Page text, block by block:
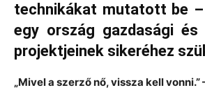
technikákat mutatott be –
egy ország gazdasági és
projektjeinek sikeréhez
„Mivel a szerző nő, vissza kell vonni.”